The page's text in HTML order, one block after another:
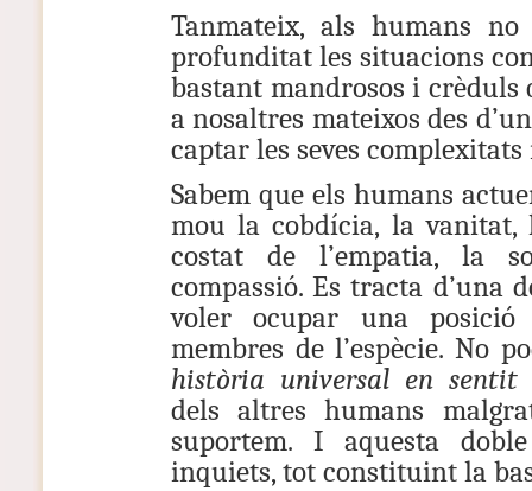
Tanmateix, als humans
profunditat les situacions
bastant mandrosos i crèduls
a nosaltres mateixos des
captar les seves
Sabem que els humans
mou la cobdícia, la vanitat,
costat de l’empatia, la
compassió. Es tracta d’una
voler ocupar una
membres de l’espècie. No
història universal en sentit
dels altres humans
suportem. I aquesta
inquiets, tot constituint la